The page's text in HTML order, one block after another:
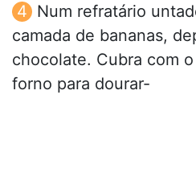
Num refratário
camada de bananas,
chocolate. Cubra com
forno para dourar-